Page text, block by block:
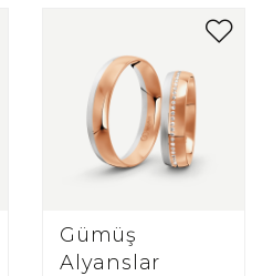
Gümüş
Alyanslar